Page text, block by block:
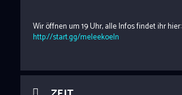
Wir öffnen um 19 Uhr, alle Infos findet ihr hier:
http://start.gg/meleekoeln